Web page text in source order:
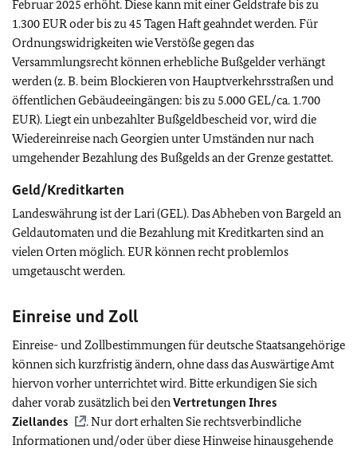
Februar 2025 erhöht. Diese kann mit einer Geldstrafe bis zu
1.300 EUR oder bis zu 45 Tagen Haft geahndet werden. Für
Ordnungswidrigkeiten wie Verstöße gegen das
Versammlungsrecht können erhebliche Bußgelder verhängt
werden (z. B. beim Blockieren von Hauptverkehrsstraßen und
öffentlichen Gebäudeeingängen: bis zu 5.000 GEL/ca. 1.700
EUR). Liegt ein unbezahlter Bußgeldbescheid vor, wird die
Wiedereinreise nach Georgien unter Umständen nur nach
umgehender Bezahlung des Bußgelds an der Grenze gestattet.
Geld/Kreditkarten
Landeswährung ist der Lari (GEL). Das Abheben von Bargeld an
Geldautomaten und die Bezahlung mit Kreditkarten sind an
vielen Orten möglich. EUR können recht problemlos
umgetauscht werden.
Einreise und Zoll
Einreise- und Zollbestimmungen für deutsche Staatsangehörige
können sich kurzfristig ändern, ohne dass das Auswärtige Amt
hiervon vorher unterrichtet wird. Bitte erkundigen Sie sich
daher vorab zusätzlich bei denVertretungen Ihres
Ziellandes
. Nur dort erhalten Sie rechtsverbindliche
Informationen und/oder über diese Hinweise hinausgehende